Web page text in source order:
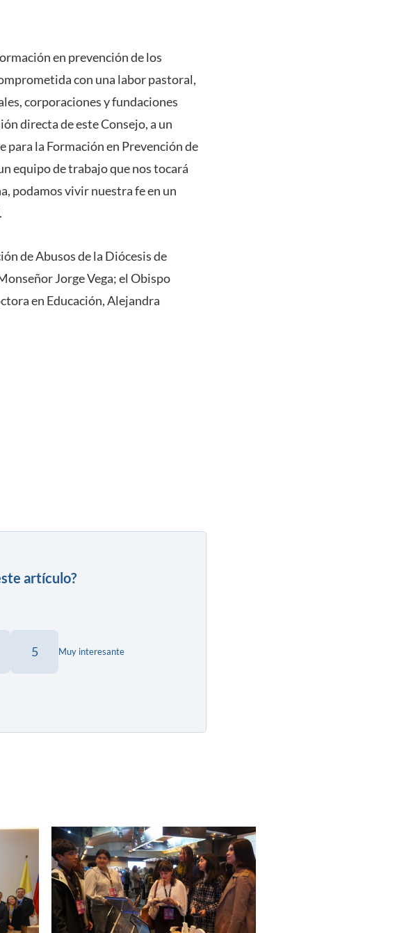
en prevención de los
con una labor pastoral,
corporaciones y fundaciones
directa de este Consejo, a un
la Formación en Prevención de
equipo de trabajo que nos tocará
podamos vivir nuestra fe en un
de Abusos de la Diócesis de
Jorge Vega; el Obispo
en Educación, Alejandra
artículo?
5 Muy interesante